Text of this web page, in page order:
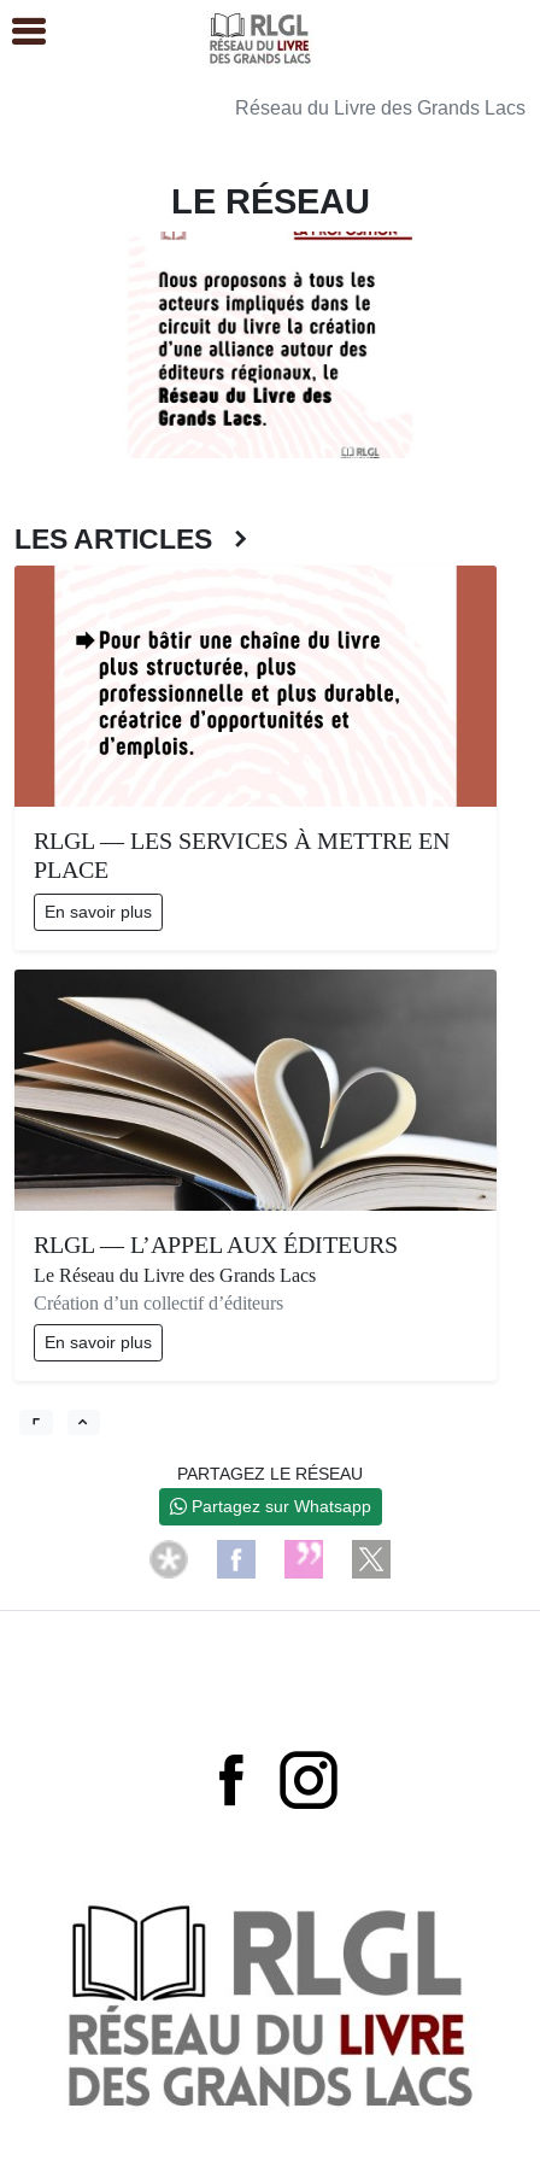
Réseau du Livre des Grands Lacs
LE RÉSEAU
LES ARTICLES
RLGL — LES SERVICES À METTRE EN
PLACE
En savoir plus
RLGL — L’APPEL AUX ÉDITEURS
Le Réseau du Livre des Grands Lacs
Création d’un collectif d’éditeurs
En savoir plus
PARTAGEZ LE RÉSEAU
Partagez sur Whatsapp